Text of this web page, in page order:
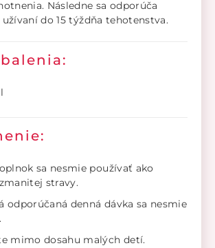
Následne sa odporúča
do 15 týždňa tehotenstva.
sa nesmie používať ako
stravy.
odporúčaná denná dávka sa nesmie
mimo dosahu malých detí.